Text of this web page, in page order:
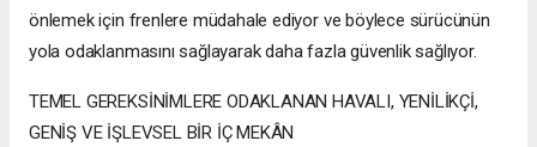
önlemek için frenlere müdahale ediyor ve böylece sürücünün
yola odaklanmasını sağlayarak daha fazla güvenlik sağlıyor.
TEMEL GEREKSİNİMLERE ODAKLANAN HAVALI, YENİLİKÇİ,
GENİŞ VE İŞLEVSEL BİR İÇ MEKÂN